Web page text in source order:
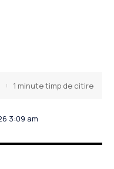
3:09 am
1 minute timp de citire